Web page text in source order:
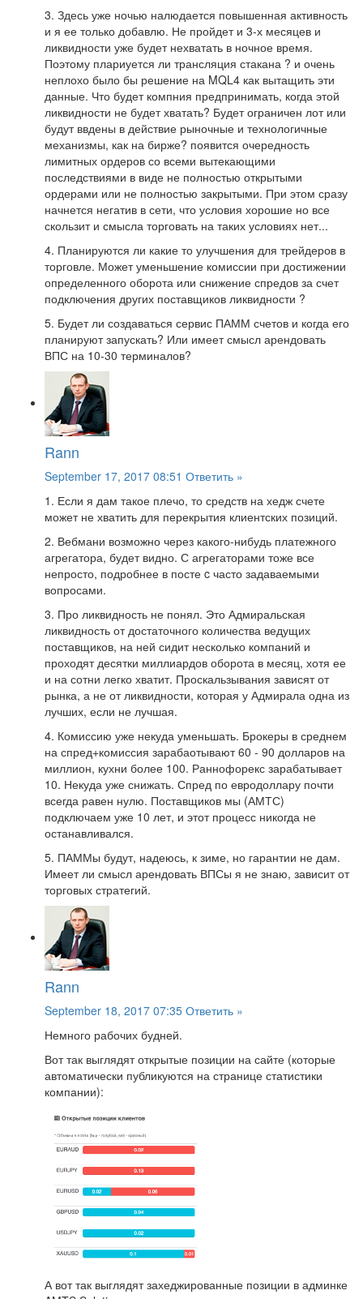
3. Здесь уже ночью налюдается повышенная активность
и я ее только добавлю. Не пройдет и 3-х месяцев и
ликвидности уже будет нехватать в ночное время.
Поэтому плариуется ли трансляция стакана ? и очень
неплохо было бы решение на MQL4 как вытащить эти
данные. Что будет компния предпринимать, когда этой
ликвидности не будет хватать? Будет ограничен лот или
будут ввдены в действие рыночные и технологичные
механизмы, как на бирже? появится очередность
лимитных ордеров со всеми вытекающими
последствиями в виде не полностью открытыми
ордерами или не полностью закрытыми. При этом сразу
начнется негатив в сети, что условия хорошие но все
скользит и смысла торговать на таких условиях нет...
4. Планируются ли какие то улучшения для трейдеров в
торговле. Может уменьшение комиссии при достижении
определенного оборота или снижение спредов за счет
подключения других поставщиков ликвидности ?
5. Будет ли создаваться сервис ПАММ счетов и когда его
планируют запускать? Или имеет смысл арендовать
ВПС на 10-30 терминалов?
Rann
September 17, 2017 08:51 Ответить »
1. Если я дам такое плечо, то средств на хедж счете
может не хватить для перекрытия клиентских позиций.
2. Вебмани возможно через какого-нибудь платежного
агрегатора, будет видно. С агрегаторами тоже все
непросто, подробнее в посте c часто задаваемыми
вопросами.
3. Про ликвидность не понял. Это Адмиральская
ликвидность от достаточного количества ведущих
поставщиков, на ней сидит несколько компаний и
проходят десятки миллиардов оборота в месяц, хотя ее
и на сотни легко хватит. Проскальзывания зависят от
рынка, а не от ликвидности, которая у Адмирала одна из
лучших, если не лучшая.
4. Комиссию уже некуда уменьшать. Брокеры в среднем
на спред+комиссия зарабаотывают 60 - 90 долларов на
миллион, кухни более 100. Раннофорекс зарабатывает
10. Некуда уже снижать. Спред по евродоллару почти
всегда равен нулю. Поставщиков мы (АМТС)
подключаем уже 10 лет, и этот процесс никогда не
останавливался.
5. ПАММы будут, надеюсь, к зиме, но гарантии не дам.
Имеет ли смысл арендовать ВПСы я не знаю, зависит от
торговых стратегий.
Rann
September 18, 2017 07:35 Ответить »
Немного рабочих будней.
Вот так выглядят открытые позиции на сайте (которые
автоматически публикуются на странице статистики
компании):
А вот так выглядят захеджированные позиции в админке